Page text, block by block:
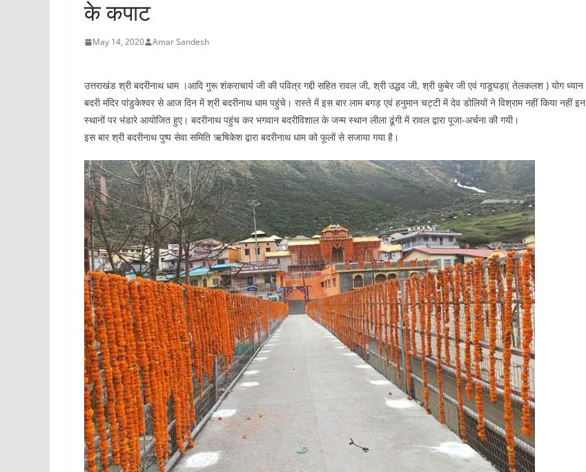
के कपाट
May 14, 2020 Amar Sandesh
उत्तराखंड श्री बदरीनाथ धाम ।आदि गुरू शंकराचार्य जी की पवित्र गद्दी सहित रावल जी, श्री उद्धव जी, श्री कुबेर जी एवं गाडूघड़ा( तेलकलश ) योग ध्यान
बदरी मंदिर पांडुकेश्वर से आज दिन में श्री बदरीनाथ धाम पहुंचे। रास्ते में इस बार लाम बगड़ एवं हनुमान चट्टी में देव डोलियों ने विश्राम नहीं किया नहीं इन
स्थानों पर भंडारे आयोजित हुए। बदरीनाथ पहुंच कर भगवान बदरीविशाल के जन्म स्थान लीला ढूंगी में रावल द्वारा पूजा-अर्चना की गयी।
इस बार श्री बदरीनाथ पुष्प सेवा समिति ऋषिकेश द्वारा बदरीनाथ धाम को फूलों से सजाया गया है।